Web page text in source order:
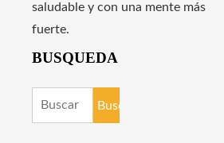
saludable y con una mente más
fuerte.
BUSQUEDA
Buscar: